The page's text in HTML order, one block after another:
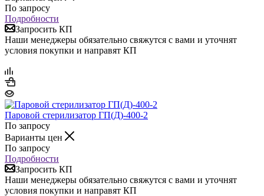
По запросу
Подробности
Запросить КП
Наши менеджеры обязательно свяжутся с вами и уточнят
условия покупки и направят КП
Паровой стерилизатор ГП(Д)-400-2
По запросу
Варианты цен
По запросу
Подробности
Запросить КП
Наши менеджеры обязательно свяжутся с вами и уточнят
условия покупки и направят КП